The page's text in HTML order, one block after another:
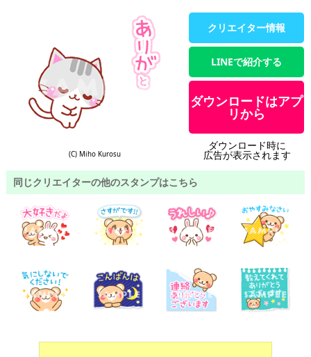
(C) Miho Kurosu
クリエイター情報
LINEで紹介する
ダウンロードはアプ
リから
ダウンロード時に
広告が表示されます
同じクリエイターの他のスタンプはこちら